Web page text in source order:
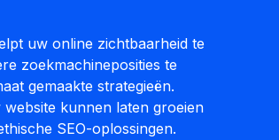
uw online zichtbaarheid te
zoekmachineposities te
gemaakte strategieën.
kunnen laten groeien
SEO-oplossingen.